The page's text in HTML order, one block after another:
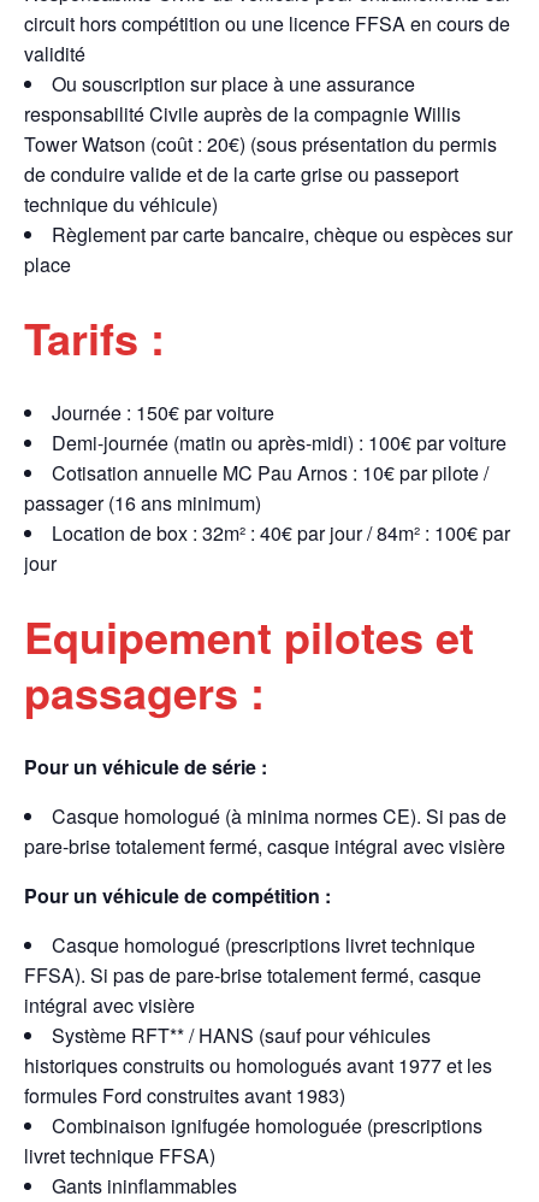
circuit hors compétition ou une licence FFSA en cours de
validité
Ou souscription sur place à une assurance
responsabilité Civile auprès de la compagnie Willis
Tower Watson (coût : 20€) (sous présentation du permis
de conduire valide et de la carte grise ou passeport
technique du véhicule)
Règlement par carte bancaire, chèque ou espèces sur
place
Tarifs :
Journée : 150€ par voiture
Demi-journée (matin ou après-midi) : 100€ par voiture
Cotisation annuelle MC Pau Arnos : 10€ par pilote /
passager (16 ans minimum)
Location de box : 32m² : 40€ par jour / 84m² : 100€ par
jour
Equipement pilotes et
passagers :
Pour un véhicule de série :
Casque homologué (à minima normes CE). Si pas de
pare-brise totalement fermé, casque intégral avec visière
Pour un véhicule de compétition :
Casque homologué (prescriptions livret technique
FFSA). Si pas de pare-brise totalement fermé, casque
intégral avec visière
Système RFT** / HANS (sauf pour véhicules
historiques construits ou homologués avant 1977 et les
formules Ford construites avant 1983)
Combinaison ignifugée homologuée (prescriptions
livret technique FFSA)
Gants ininflammables